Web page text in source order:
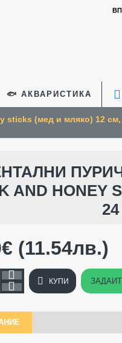
🐟 АКВАРИСТИКА
sticks (мед и мляко) 12 см,
AND
(11.54лв.)
КУПИ